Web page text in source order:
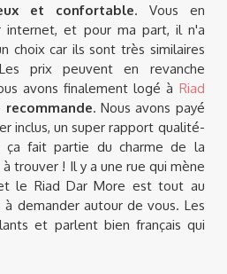
et confortable. Vous en
internet, et pour ma part, il n'a
choix car ils sont très similaires
prix peuvent en revanche
avons finalement logé à Riad
recommande. Nous avons payé
inclus, un super rapport qualité-
ça fait partie du charme de la
trouver ! Il y a une rue qui mène
le Riad Dar More est tout au
demander autour de vous. Les
et parlent bien français qui